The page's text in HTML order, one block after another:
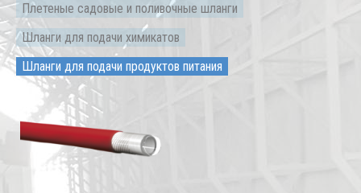
Плетеные садовые и поливочные шланги
Шланги для подачи химикатов
Шланги для подачи продуктов питания